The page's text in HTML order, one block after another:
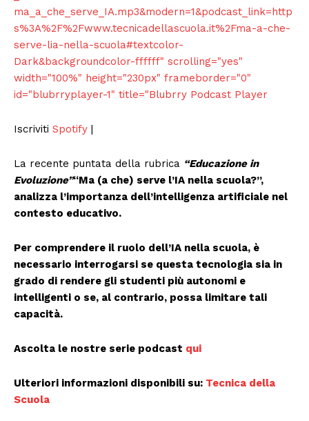
ma_a_che_serve_IA.mp3&modern=1&podcast_link=http
s%3A%2F%2Fwww.tecnicadellascuola.it%2Fma-a-che-
serve-lia-nella-scuola#textcolor-
Dark&backgroundcolor-ffffff" scrolling="yes"
width="100%" height="230px" frameborder="0"
id="blubrryplayer-1" title="Blubrry Podcast Player
Iscriviti Spotify |
La recente puntata della rubrica “Educazione in
Evoluzione”“Ma (a che) serve l’IA nella scuola?”,
analizza l’importanza dell’intelligenza artificiale nel
contesto educativo.
Per comprendere il ruolo dell’IA nella scuola, è
necessario interrogarsi se questa tecnologia sia in
grado di rendere gli studenti più autonomi e
intelligenti o se, al contrario, possa limitare tali
capacità.
Ascolta le nostre serie podcast qui
Ulteriori informazioni disponibili su: Tecnica della
Scuola